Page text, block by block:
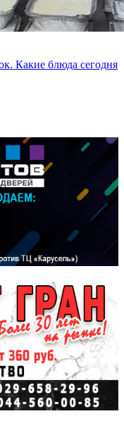
Какие блюда сегодня